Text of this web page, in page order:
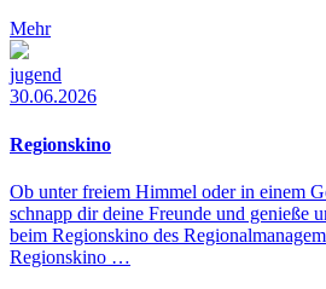
Mehr
jugend
30.06.2026
Regionskino
Ob unter freiem Himmel oder in einem
schnapp dir deine Freunde und genieße
beim Regionskino des
Regionskino …